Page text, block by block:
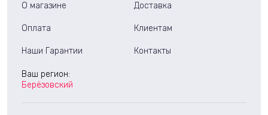
О магазине Доставка
Оплата Клиентам
Наши Гарантии Контакты
Ваш регион:
Берёзовский